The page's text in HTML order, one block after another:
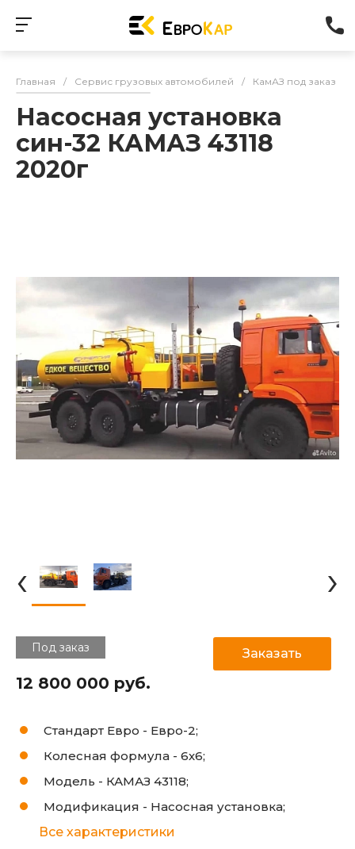
Главная / Сервис грузовых автомобилей / КамАЗ под заказ
Насосная установка
син-32 КАМАЗ 43118
2020г
‹ ›
Под заказ
12 800 000 руб.
Заказать
Стандарт Евро - Евро-2;
Колесная формула - 6х6;
Модель - КАМАЗ 43118;
Модификация - Насосная установка;
Все характеристики